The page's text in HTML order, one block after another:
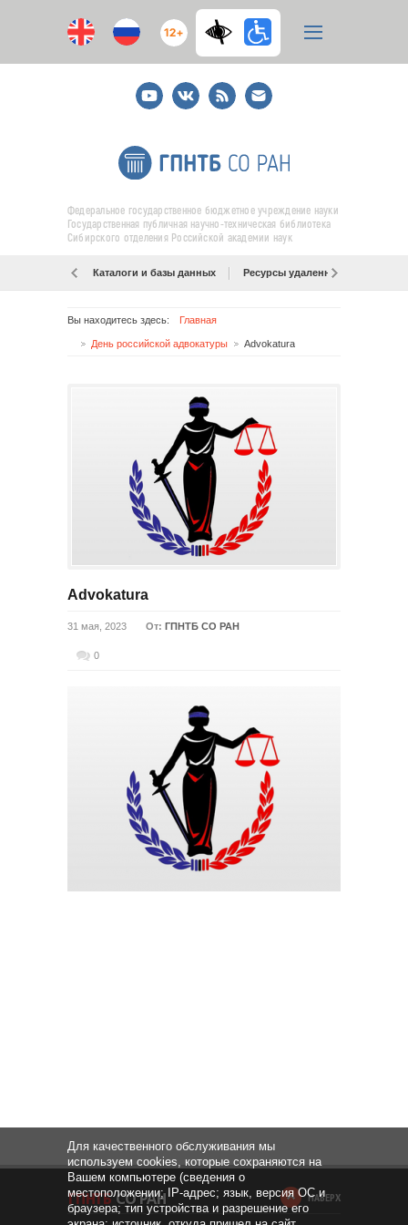
12+
YoutubeВКонтакте
RSS
E-
mail
подписка
Федеральное государственное бюджетное учреждение науки
Государственная публичная научно-техническая библиотека
Сибирского отделения Российской академии наук
Каталоги и базы данных Ресурсы удаленного доступа
Вы находитесь здесь: Главная
День российской адвокатуры Advokatura
Advokatura
31 мая, 2023 От: ГПНТБ СО РАН
0
НАВЕРХ
Для качественного обслуживания мы
используем cookies, которые сохраняются на
Вашем компьютере (сведения о
местоположении; IP-адрес; язык, версия ОС и
браузера; тип устройства и разрешение его